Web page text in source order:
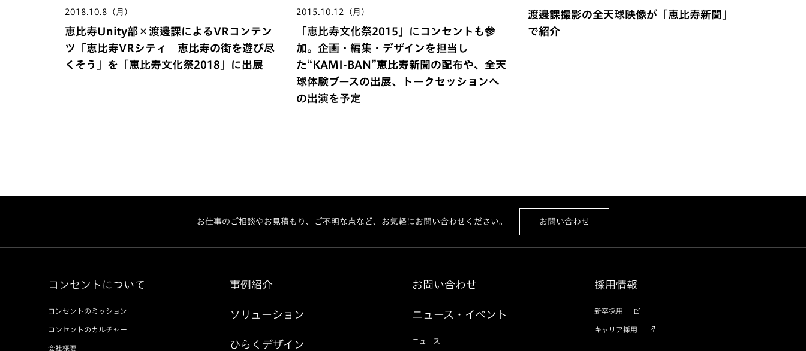
2018.10.8（月）
恵比寿Unity部×渡邊課によるVRコンテン
ツ「恵比寿VRシティ 恵比寿の街を遊び尽
くそう」を「恵比寿文化祭2018」に出展
2015.10.12（月）
「恵比寿文化祭2015」にコンセントも参
加。企画・編集・デザインを担当し
た“KAMI-BAN”恵比寿新聞の配布や、全天
球体験ブースの出展、トークセッションへ
の出演を予定
渡邊課撮影の全天球映像が「恵比寿新聞」
で紹介
お仕事のご相談やお見積もり、ご不明な点など、お気軽にお問い合わせください。 お問い合わせ
コンセントについて
コンセントのミッション
コンセントのカルチャー
会社概要
事例紹介
ソリューション
ひらくデザイン
お問い合わせ
ニュース・イベント
ニュース
採用情報
新卒採用
キャリア採用